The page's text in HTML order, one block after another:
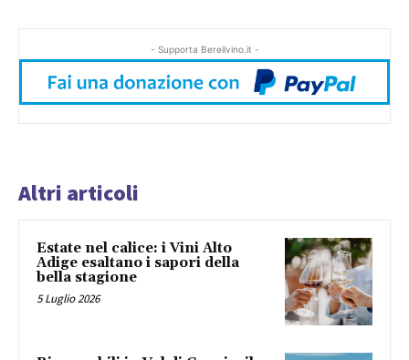
- Supporta Bereilvino.it -
Altri articoli
Estate nel calice: i Vini Alto
Adige esaltano i sapori della
bella stagione
5 Luglio 2026